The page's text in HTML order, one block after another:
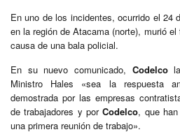
En uno de los incidentes, ocurrido el 24
en la región de Atacama (norte), murió
causa de una bala policial.
En su nuevo comunicado, Codelco
Ministro Hales «sea la respuesta
demostrada por las empresas
de trabajadores y porCodelco, que
una primera reunión de trabajo».